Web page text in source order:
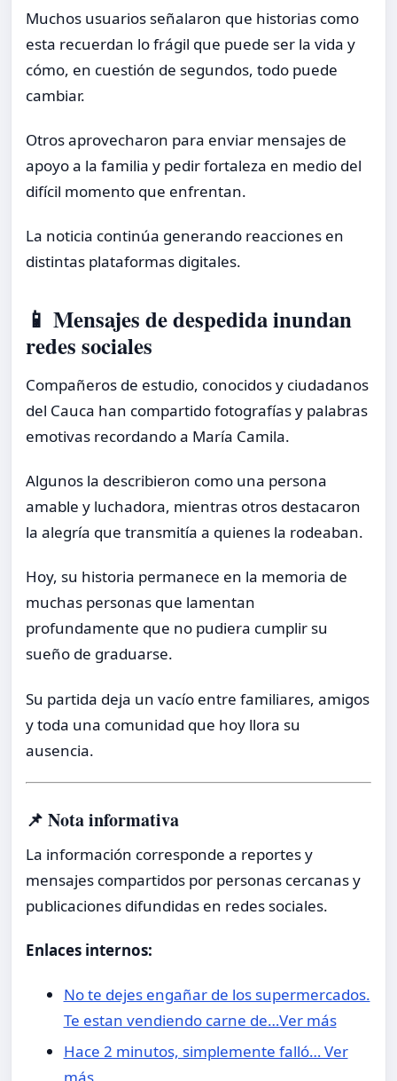
Muchos usuarios señalaron que historias como
esta recuerdan lo frágil que puede ser la vida y
cómo, en cuestión de segundos, todo puede
cambiar.
Otros aprovecharon para enviar mensajes de
apoyo a la familia y pedir fortaleza en medio del
difícil momento que enfrentan.
La noticia continúa generando reacciones en
distintas plataformas digitales.
📱 Mensajes de despedida inundan
redes sociales
Compañeros de estudio, conocidos y ciudadanos
del Cauca han compartido fotografías y palabras
emotivas recordando a María Camila.
Algunos la describieron como una persona
amable y luchadora, mientras otros destacaron
la alegría que transmitía a quienes la rodeaban.
Hoy, su historia permanece en la memoria de
muchas personas que lamentan
profundamente que no pudiera cumplir su
sueño de graduarse.
Su partida deja un vacío entre familiares, amigos
y toda una comunidad que hoy llora su
ausencia.
📌 Nota informativa
La información corresponde a reportes y
mensajes compartidos por personas cercanas y
publicaciones difundidas en redes sociales.
Enlaces internos:
No te dejes engañar de los supermercados.
Te estan vendiendo carne de…Ver más
Hace 2 minutos, simplemente falló… Ver